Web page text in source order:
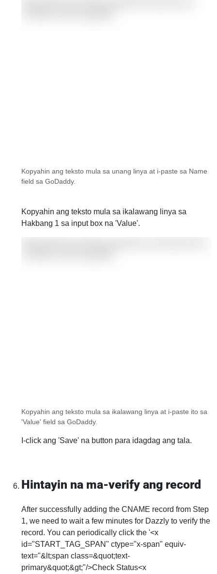
Kopyahin ang teksto mula sa unang linya at i-paste sa Name
field sa GoDaddy.
Kopyahin ang teksto mula sa ikalawang linya sa
Hakbang 1 sa input box na 'Value'.
Kopyahin ang teksto mula sa ikalawang linya at i-paste ito sa
'Value' field sa GoDaddy.
I-click ang 'Save' na button para idagdag ang tala.
Hintayin na ma-verify ang record
After successfully adding the CNAME record from Step
1, we need to wait a few minutes for Dazzly to verify the
record. You can periodically click the '<x
id="START_TAG_SPAN" ctype="x-span" equiv-
text="&lt;span class=&quot;text-
primary&quot;&gt;"/>Check Status<x